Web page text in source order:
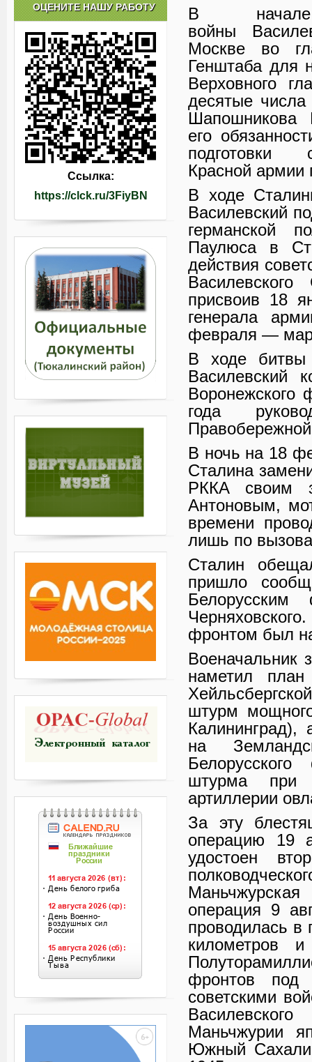
В начале
войны
Москве во
Генштаба для
Верховного
десятые
Шапошникова
его
подготовки
Красной армии
В ходе
Василевский
германской
Паулюса в
действия
присвоив 18
генерала
февраля —
В ходе битвы
Василевский
Воронежского
года
В ночь на 18
Сталина
РККА своим
Антоновым,
времени
лишь по
Сталин
пришло
фронтом был
Военачальник
наметил план
штурм
Калининград),
на
штурма при
артиллерии
За эту
операцию 19
удостоен
операция 9
проводилась в
километров
фронтов под
советскими
Маньчжурии
Южный
ОЦЕНИТЕ НАШУ РАБОТУ
Ссылка:
https://clck.ru/3FiyBN